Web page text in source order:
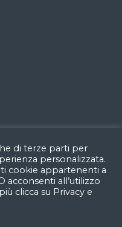
Commercialisti
|
di terze parti per
personalizzata.
cookie appartenenti a
acconsenti all’utilizzo
clicca su Privacy e